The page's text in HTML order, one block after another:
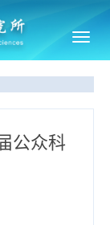
公众科